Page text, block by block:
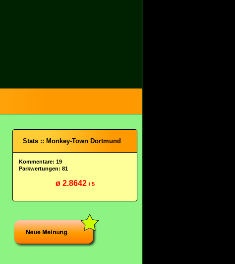
Stats :: Monkey-Town Dortmund
Kommentare: 19
Parkwertungen: 81
ø 2.8642 / 5